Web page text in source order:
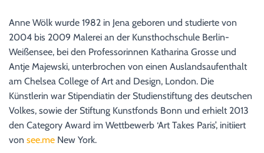
Anne Wölk wurde 1982 in Jena geboren und studierte von
2004 bis 2009 Malerei an der Kunsthochschule Berlin-
Weißensee, bei den Professorinnen Katharina Grosse und
Antje Majewski, unterbrochen von einen Auslandsaufenthalt
am Chelsea College of Art and Design, London. Die
Künstlerin war Stipendiatin der Studienstiftung des deutschen
Volkes, sowie der Stiftung Kunstfonds Bonn und erhielt 2013
den Category Award im Wettbewerb ‘Art Takes Paris’, initiiert
von see.me New York.